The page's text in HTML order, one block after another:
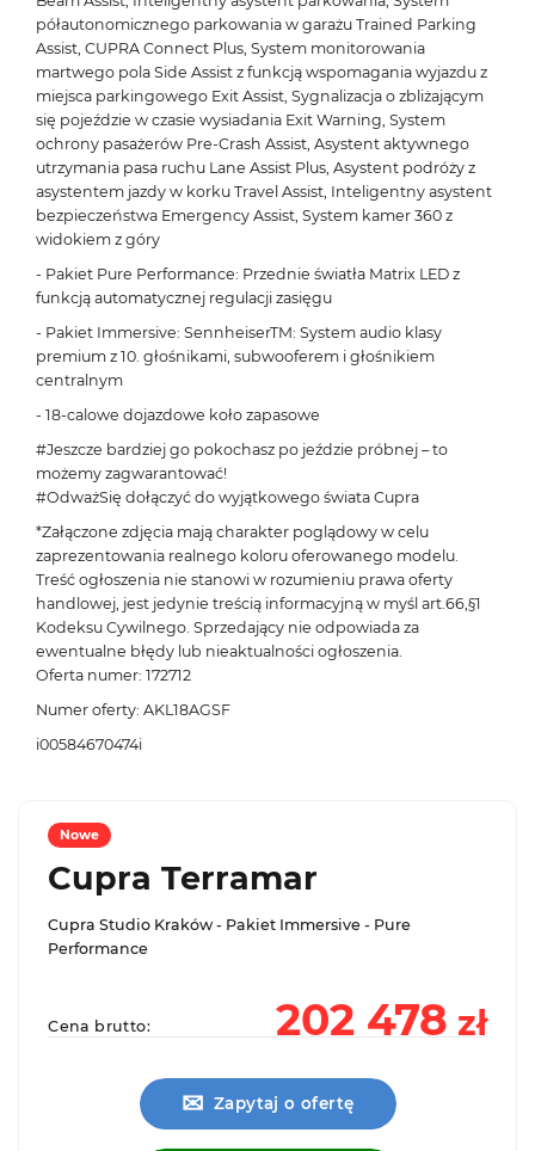
półautonomicznego parkowania w garażu Trained Parking
Assist, CUPRA Connect Plus, System monitorowania
martwego pola Side Assist z funkcją wspomagania wyjazdu z
miejsca parkingowego Exit Assist, Sygnalizacja o zbliżającym
się pojeździe w czasie wysiadania Exit Warning, System
ochrony pasażerów Pre-Crash Assist, Asystent aktywnego
utrzymania pasa ruchu Lane Assist Plus, Asystent podróży z
asystentem jazdy w korku Travel Assist, Inteligentny asystent
bezpieczeństwa Emergency Assist, System kamer 360 z
widokiem z góry
- Pakiet Pure Performance: Przednie światła Matrix LED z
funkcją automatycznej regulacji zasięgu
- Pakiet Immersive: SennheiserTM: System audio klasy
premium z 10. głośnikami, subwooferem i głośnikiem
centralnym
- 18-calowe dojazdowe koło zapasowe
#Jeszcze bardziej go pokochasz po jeździe próbnej – to
możemy zagwarantować!
#OdważSię dołączyć do wyjątkowego świata Cupra
*Załączone zdjęcia mają charakter poglądowy w celu
zaprezentowania realnego koloru oferowanego modelu.
Treść ogłoszenia nie stanowi w rozumieniu prawa oferty
handlowej, jest jedynie treścią informacyjną w myśl art.66,§1
Kodeksu Cywilnego. Sprzedający nie odpowiada za
ewentualne błędy lub nieaktualności ogłoszenia.
Oferta numer: 172712
Numer oferty: AKL18AGSF
i00584670474i
Nowe
Cupra Terramar
Cupra Studio Kraków - Pakiet Immersive - Pure
Performance
Cena brutto: 202 478 zł
✉ Zapytaj o ofertę